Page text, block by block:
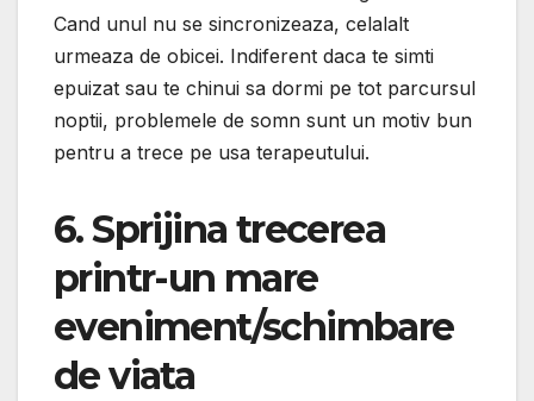
Cand unul nu se sincronizeaza, celalalt
urmeaza de obicei. Indiferent daca te simti
epuizat sau te chinui sa dormi pe tot parcursul
noptii, problemele de somn sunt un motiv bun
pentru a trece pe usa terapeutului.
6. Sprijina trecerea
printr-un mare
eveniment/schimbare
de viata